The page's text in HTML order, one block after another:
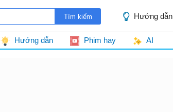
Hướng dẫn
Hướng dẫn Phim hay AI